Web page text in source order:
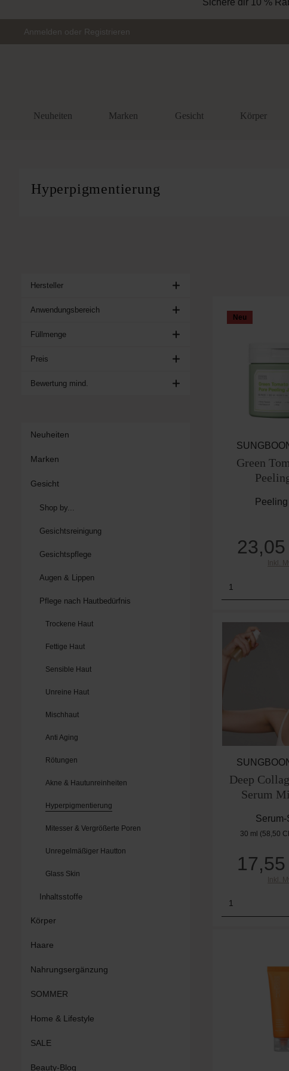
Anmelden oder Registrieren
Neuheiten Marken Gesicht Körper
Hyperpigmentierung
Hersteller
Anwendungsbereich
Füllmenge
Preis
Bewertung mind.
Neuheiten
Marken
Gesicht
Shop by...
Gesichtsreinigung
Gesichtspflege
Augen & Lippen
Pflege nach Hautbedürfnis
Trockene Haut
Fettige Haut
Sensible Haut
Unreine Haut
Mischhaut
Anti Aging
Rötungen
Akne & Hautunreinheiten
Hyperpigmentierung
Mitesser & Vergrößerte Poren
Unregelmäßiger Hautton
Glass Skin
Inhaltsstoffe
Körper
Haare
Nahrungsergänzung
SOMMER
Home & Lifestyle
SALE
Beauty-Blog
Neu
Green
Inkl.
Produkt
Deep
Serum
30 ml (58,50
Inkl.
Produkt